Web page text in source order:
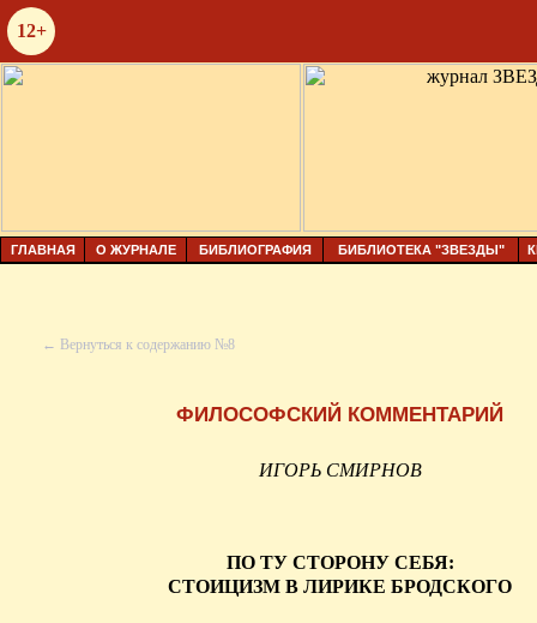
12+
ГЛАВНАЯ О ЖУРНАЛЕ БИБЛИОГРАФИЯ БИБЛИОТЕКА "ЗВЕЗДЫ"
← Вернуться к содержанию №8
ФИЛОСОФСКИЙ КОММЕНТАРИЙ
ИГОРЬ СМИРНОВ
ПО ТУ СТОРОНУ СЕБЯ:
СТОИЦИЗМ В ЛИРИКЕ БРОДСКОГО